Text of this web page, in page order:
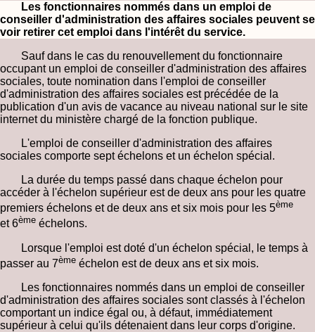
Les fonctionnaires nommés dans un emploi de
conseiller d'administration des affaires sociales peuvent se
voir retirer cet emploi dans l'intérêt du service.
Sauf dans le cas du renouvellement du fonctionnaire
occupant un emploi de conseiller d'administration des affaires
sociales, toute nomination dans l'emploi de conseiller
d'administration des affaires sociales est précédée de la
publication d'un avis de vacance au niveau national sur le site
internet du ministère chargé de la fonction publique.
L'emploi de conseiller d'administration des affaires
sociales comporte sept échelons et un échelon spécial.
La durée du temps passé dans chaque échelon pour
accéder à l'échelon supérieur est de deux ans pour les quatre
premiers échelons et de deux ans et six mois pour les 5ème
et 6ème échelons.
Lorsque l'emploi est doté d'un échelon spécial, le temps à
passer au 7ème échelon est de deux ans et six mois.
Les fonctionnaires nommés dans un emploi de conseiller
d'administration des affaires sociales sont classés à l'échelon
comportant un indice égal ou, à défaut, immédiatement
supérieur à celui qu'ils détenaient dans leur corps d'origine.